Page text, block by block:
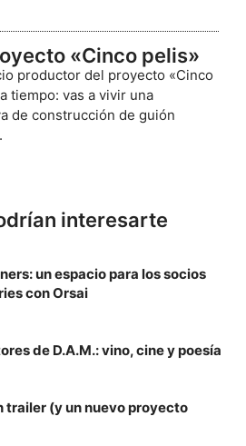
«Cinco pelis»
productor del proyecto «Cinco
tiempo: vas a vivir una
de construcción de guión
interesarte
un espacio para los socios
con Orsai
de D.A.M.: vino, cine y poesía
trailer (y un nuevo proyecto